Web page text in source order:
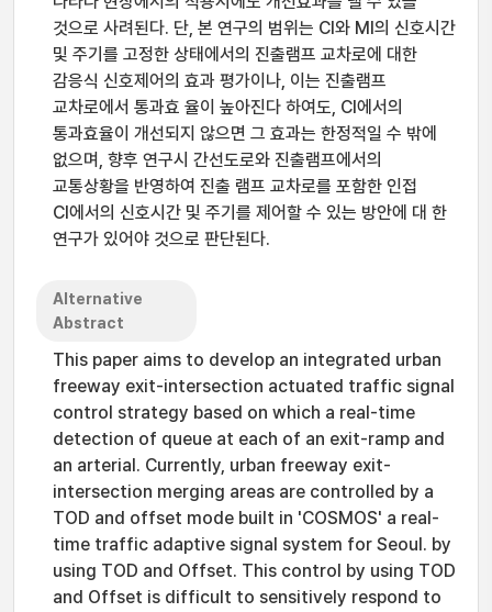
것으로 사려된다. 단, 본 연구의 범위는 CI와 MI의 신호시간
및 주기를 고정한 상태에서의 진출램프 교차로에 대한
감응식 신호제어의 효과 평가이나, 이는 진출램프
교차로에서 통과효 율이 높아진다 하여도, CI에서의
통과효율이 개선되지 않으면 그 효과는 한정적일 수 밖에
없으며, 향후 연구시 간선도로와 진출램프에서의
교통상황을 반영하여 진출 램프 교차로를 포함한 인접
CI에서의 신호시간 및 주기를 제어할 수 있는 방안에 대 한
연구가 있어야 것으로 판단된다.
Alternative
Abstract
This paper aims to develop an integrated urban
freeway exit-intersection actuated traffic signal
control strategy based on which a real-time
detection of queue at each of an exit-ramp and
an arterial. Currently, urban freeway exit-
intersection merging areas are controlled by a
TOD and offset mode built in 'COSMOS' a real-
time traffic adaptive signal system for Seoul. by
using TOD and Offset. This control by using TOD
and Offset is difficult to sensitively respond to